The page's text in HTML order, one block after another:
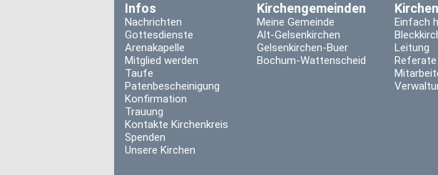
Infos
Nachrichten
Gottesdienste
Arenakapelle
Mitglied werden
Taufe
Patenbescheinigung
Konfirmation
Trauung
Kontakte Kirchenkreis
Spenden
Unsere Kirchen
Kirchengemeinden
Meine Gemeinde
Alt-Gelsenkirchen
Gelsenkirchen-Buer
Bochum-Wattenscheid
Einfach
Leitung